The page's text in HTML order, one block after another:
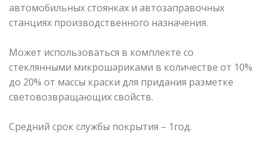
автомобильных стоянках и автозаправочных
станциях производственного назначения.
Может использоваться в комплекте со
стеклянными микрошариками в количестве от 10%
до 20% от массы краски для придания разметке
световозвращающих свойств.
Средний срок службы покрытия – 1год.